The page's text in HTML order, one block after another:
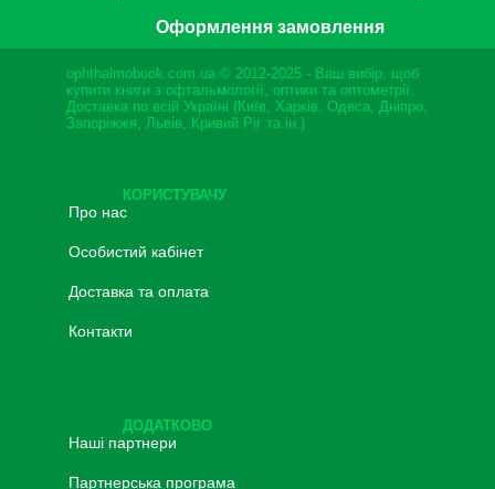
Оформлення замовлення
ophthalmobook.com.ua © 2012-2025 - Ваш вибір, щоб
купити книги з офтальмології, оптики та оптометрії.
Доставка по всій Україні (Київ, Харків, Одеса, Дніпро,
Запоріжжя, Львів, Кривий Ріг та ін.)
КОРИСТУВАЧУ
Про нас
Особистий кабінет
Доставка та оплата
Контакти
ДОДАТКОВО
Наші партнери
Партнерська програма